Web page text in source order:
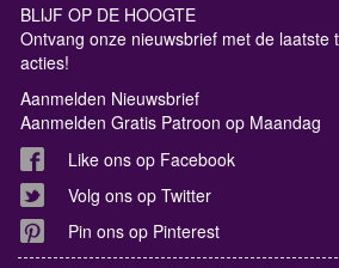
BLIJF OP DE HOOGTE
Ontvang onze nieuwsbrief met de laatste
acties!
Aanmelden Nieuwsbrief
Aanmelden Gratis Patroon op Maandag
Like ons op Facebook
Volg ons op Twitter
Pin ons op Pinterest